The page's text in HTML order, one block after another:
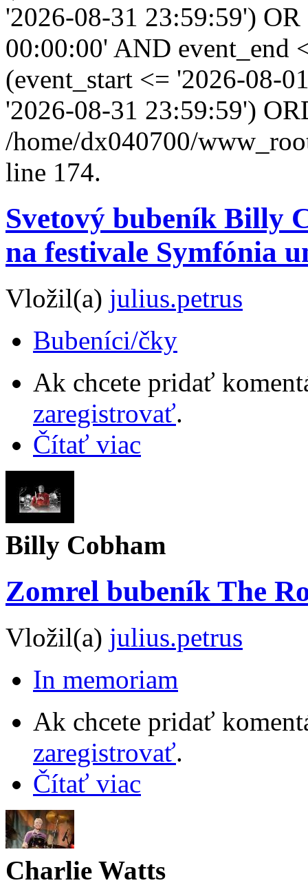
'2026-08-31 23:59:59')
00:00:00' AND event_end
(event_start <= '2026-08-
'2026-08-31 23:59:59')
/home/dx040700/
line 174.
Svetový bubeník Billy
na festivale Symfónia
Vložil(a) julius.petrus
Bubeníci/čky
Ak chcete pridať
zaregistrovať.
Čítať viac
Billy Cobham
Zomrel bubeník The
Vložil(a) julius.petrus
In memoriam
Ak chcete pridať
zaregistrovať.
Čítať viac
Charlie Watts